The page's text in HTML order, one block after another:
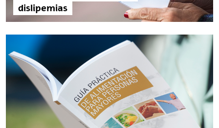
dislipemias